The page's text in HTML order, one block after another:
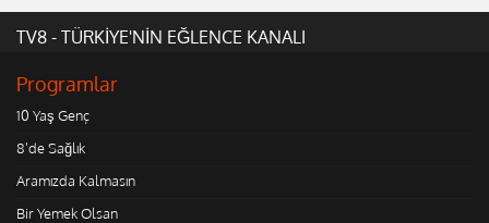
TV8 - TÜRKİYE'NİN EĞLENCE KANALI
Programlar
10 Yaş Genç
8'de Sağlık
Aramızda Kalmasın
Bir Yemek Olsan